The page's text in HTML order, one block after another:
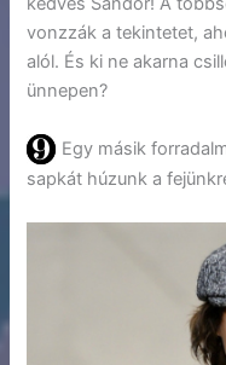
vonzzák a tekintetet,
alól. És ki ne akarna
ünnepen?
Egy másik
sapkát húzunk a